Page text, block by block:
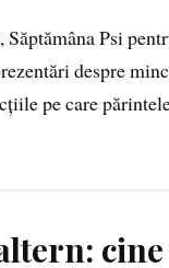
Psi
despre
pe care